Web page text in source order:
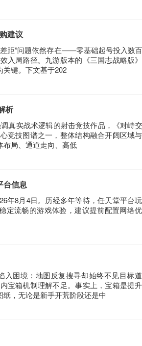
建议
距”问题依然存在——零基础起号投入数
入局路径。九游版本的《三国志战略版
键。下文基于202
析
真实战术逻辑的射击竞技作品，《对峙
竞技图谱之一，整体结构融合开阔区域
布局、通道走向、高低
台信息
年8月4日。历经多年等待，任天堂平台
定流畅的游戏体验，建议提前配置网络
困境：地图反复搜寻却始终不见目标
宝箱机制理解不足。事实上，宝箱是提
，无论是新手开荒阶段还是中